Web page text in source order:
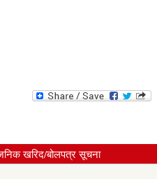
खरिद/बोलपत्र सूचना